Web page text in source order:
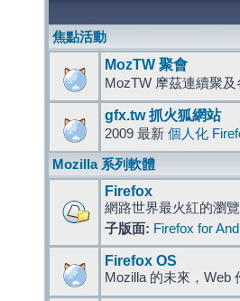
焦點活動
MozTW 聚會
MozTW 摩茲連續聚
gfx.tw 抓火狐網站
2009 最新 個人化
Mozilla 系列軟體
Firefox
網路世界最火紅的瀏
子版面: Firefox for
Firefox OS
Mozilla 的未來，Web